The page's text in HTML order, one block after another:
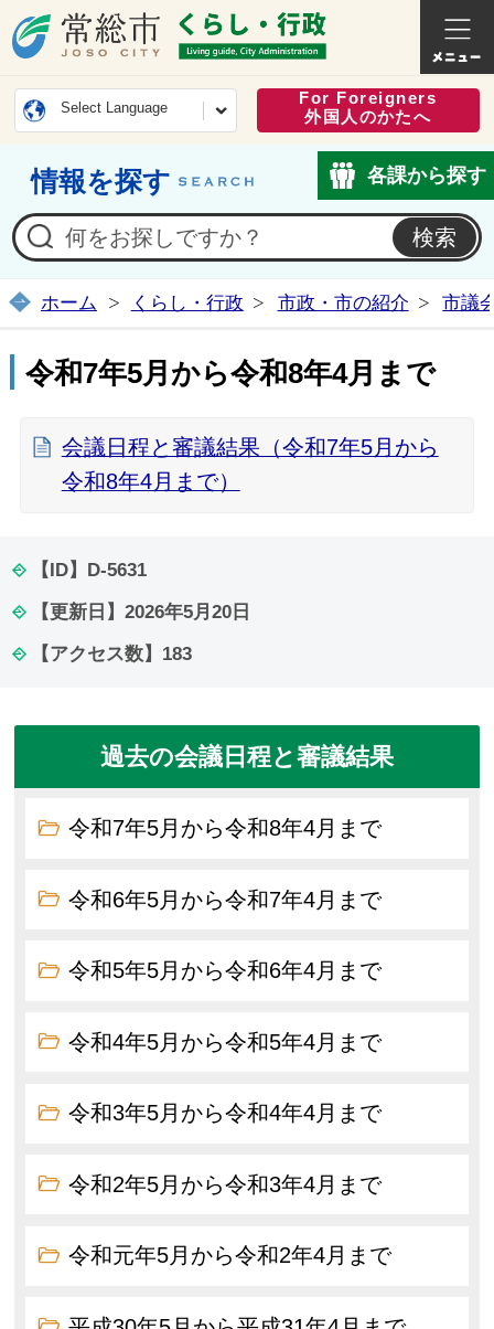
常総市公式ホームページ
くらし
Select Language
For Foreigners
外国人のかたへ
情報を探す 各課から探す
ホーム くらし・行政 市政・市の紹介 市議
令和7年5月から令和8年4月まで
会議日程と審議結果（令和7年5月から
令和8年4月まで）
【ID】 D-5631
【更新日】 2026年5月20日
【アクセス数】 183
過去の会議日程と審議結果
令和7年5月から令和8年4月まで
令和6年5月から令和7年4月まで
令和5年5月から令和6年4月まで
令和4年5月から令和5年4月まで
令和3年5月から令和4年4月まで
令和2年5月から令和3年4月まで
令和元年5月から令和2年4月まで